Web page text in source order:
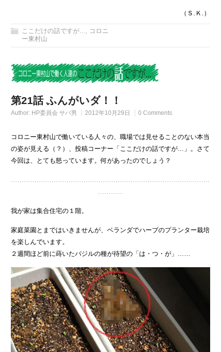
（Ｓ.Ｋ.）
ここだけの話ですが...
コロニ
ー東村山
第21話 ふんがいダ！！
Author: HP委員会 サバ男 2012年10月29日 0 Comments
コロニー東村山で働いている人々の、職場では見せることのない本当
の姿が見える（？）、投稿コーナー「ここだけの話ですが…」。さて
今回は、とても怒っています。何があったのでしょう？
我が家は集合住宅の１階。
家庭菜園とまではいきませんが、ベランダでハーブのプランター栽培
を楽しんでいます。
２週間ほど前に蒔いたバジルの種が待望の「は・つ・が」……